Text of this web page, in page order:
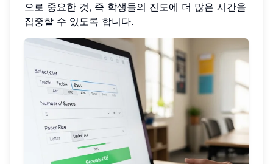
으로 중요한 것, 즉 학생들의 진도에 더 많은 시간을
집중할 수 있도록 합니다.